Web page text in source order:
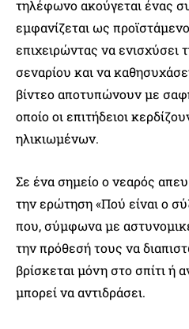
τηλέφωνο ακούγεται ένας
εμφανίζεται ως
επιχειρώντας να ενισχύσει
σεναρίου και να
βίντεο αποτυπώνουν με
οποίο οι επιτήδειοι
ηλικιωμένων.
Σε ένα σημείο ο νεαρός
την ερώτηση «Πού είναι ο
που, σύμφωνα με
την πρόθεσή τους να
βρίσκεται μόνη στο σπίτι ή
μπορεί να αντιδράσει.